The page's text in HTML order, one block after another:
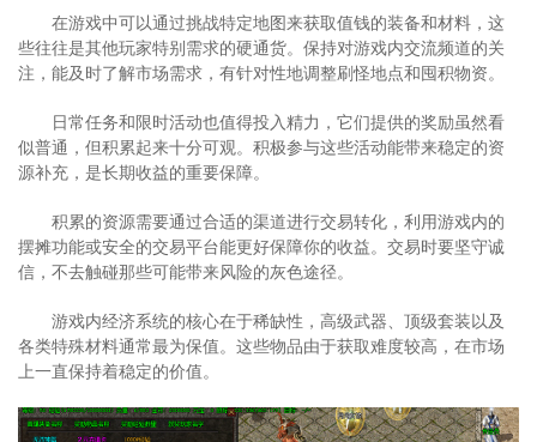
在游戏中可以通过挑战特定地图来获取值钱的装备和材料，这
些往往是其他玩家特别需求的硬通货。保持对游戏内交流频道的关
注，能及时了解市场需求，有针对性地调整刷怪地点和囤积物资。
日常任务和限时活动也值得投入精力，它们提供的奖励虽然看
似普通，但积累起来十分可观。积极参与这些活动能带来稳定的资
源补充，是长期收益的重要保障。
积累的资源需要通过合适的渠道进行交易转化，利用游戏内的
摆摊功能或安全的交易平台能更好保障你的收益。交易时要坚守诚
信，不去触碰那些可能带来风险的灰色途径。
游戏内经济系统的核心在于稀缺性，高级武器、顶级套装以及
各类特殊材料通常最为保值。这些物品由于获取难度较高，在市场
上一直保持着稳定的价值。